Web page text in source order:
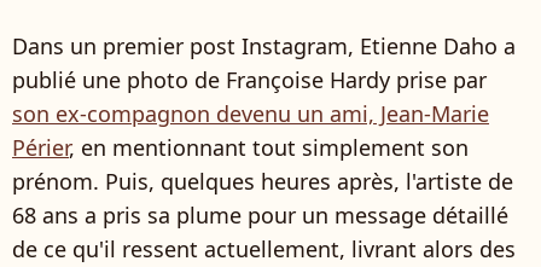
Dans un premier post Instagram, Etienne Daho a
publié une photo de Françoise Hardy prise par
son ex-compagnon devenu un ami, Jean-Marie
Périer, en mentionnant tout simplement son
prénom. Puis, quelques heures après, l'artiste de
68 ans a pris sa plume pour un message détaillé
de ce qu'il ressent actuellement, livrant alors des